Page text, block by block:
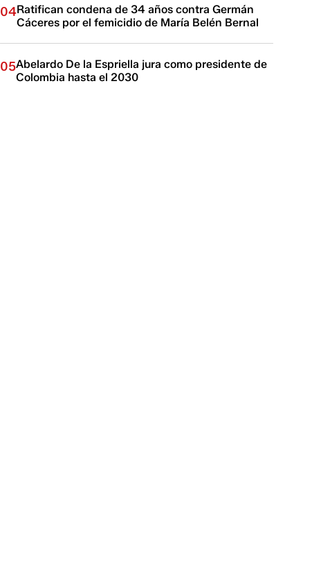
04Ratifican condena de 34 años contra Germán
Cáceres por el femicidio de María Belén Bernal
05Abelardo De la Espriella jura como presidente de
Colombia hasta el 2030